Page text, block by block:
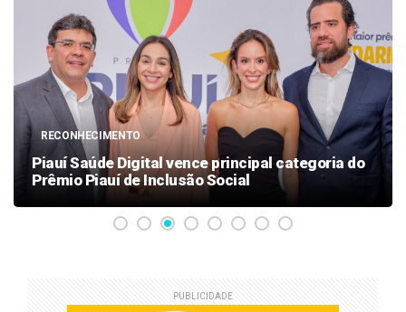
RECONHECIMENTO
Piauí Saúde Digital vence principal categoria do
Prêmio Piauí de Inclusão Social
PUBLICIDADE